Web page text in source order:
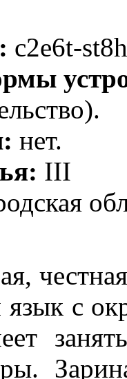
c2e6t-st8h
нет.
III
с